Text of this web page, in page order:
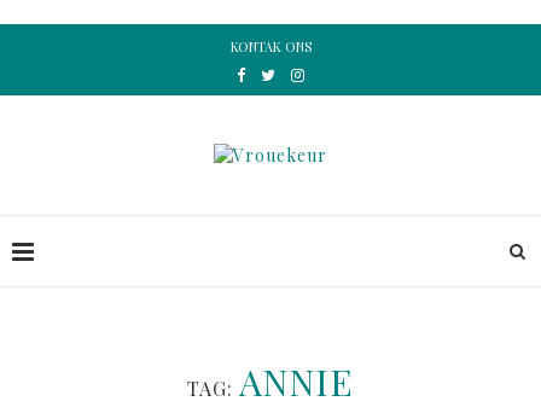
KONTAK ONS
TAG: ANNIE